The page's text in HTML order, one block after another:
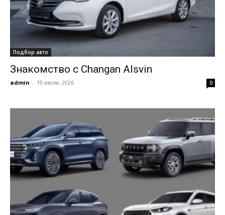
Подбор авто
Знакомство с Changan Alsvin
admin - 19 июля, 2026 0